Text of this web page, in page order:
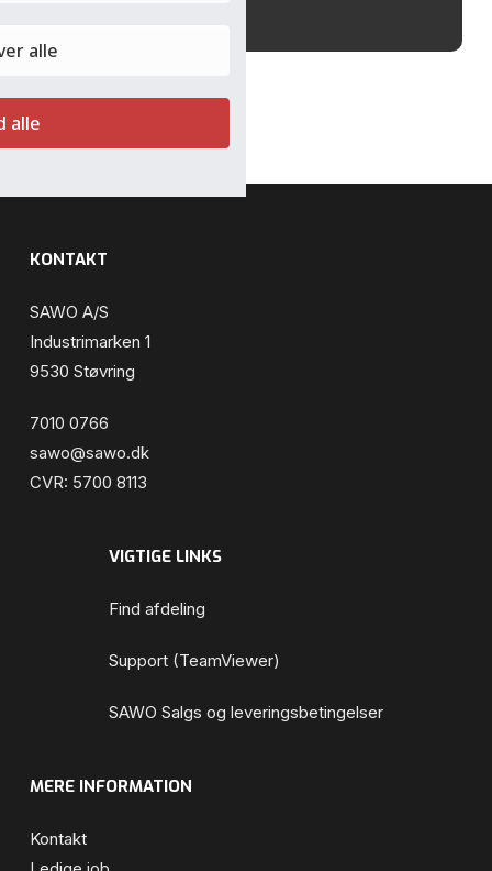
KONTAKT
SAWO A/S
Industrimarken 1
9530 Støvring
7010 0766
sawo@sawo.dk
CVR: 5700 8113
VIGTIGE LINKS
Find afdeling
Support (TeamViewer)
SAWO Salgs og leveringsbetingelser
MERE INFORMATION
Kontakt
alle
alle